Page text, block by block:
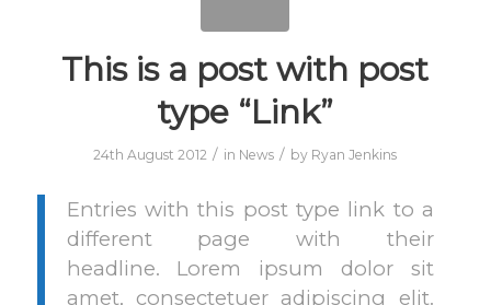
This is a post with post
type “Link”
24th August 2012 / in News / by Ryan Jenkins
Entries with this post type link to a
different page with their
headline. Lorem ipsum dolor sit
amet, consectetuer adipiscing elit.